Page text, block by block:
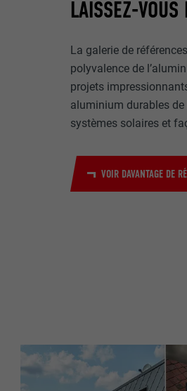
LAISSEZ-VOUS
La galerie de
polyvalence de
projets
aluminium durables de
systèmes solaires et
VOIR DAVANTAGE DE